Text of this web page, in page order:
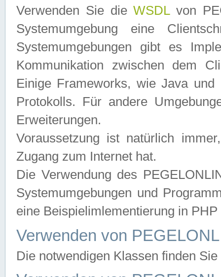
Verwenden Sie dieWSDLvon
Systemumgebung eine
Systemumgebungen gibt es
Kommunikation zwischen dem
Einige Frameworks, wie Java
Protokolls. Für andere
Erweiterungen.
Voraussetzung ist natürlich
Zugang zum Internet hat.
Die Verwendung des
Systemumgebungen und
eine Beispielimlementierung in
Verwenden von
Die notwendigen Klassen finden